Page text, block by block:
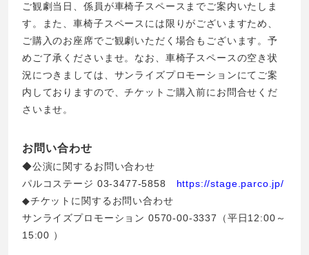
ご観劇当日、係員が車椅子スペースまでご案内いたしま
す。また、車椅子スペースには限りがございますため、
ご購入のお座席でご観劇いただく場合もございます。予
めご了承くださいませ。なお、車椅子スペースの空き状
況につきましては、サンライズプロモーションにてご案
内しておりますので、チケットご購入前にお問合せくだ
さいませ。
お問い合わせ
◆公演に関するお問い合わせ
パルコステージ 03-3477-5858 https://stage.parco.jp/
◆チケットに関するお問い合わせ
サンライズプロモーション 0570-00-3337（平日12:00～
15:00 ）